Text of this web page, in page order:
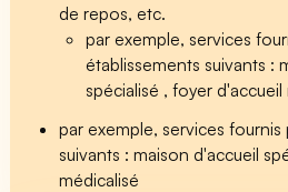
de repos, etc.
par exemple, services
établissements suivants :
spécialisé , foyer d'accueil
par exemple, services fournis
suivants : maison d'accueil
médicalisé